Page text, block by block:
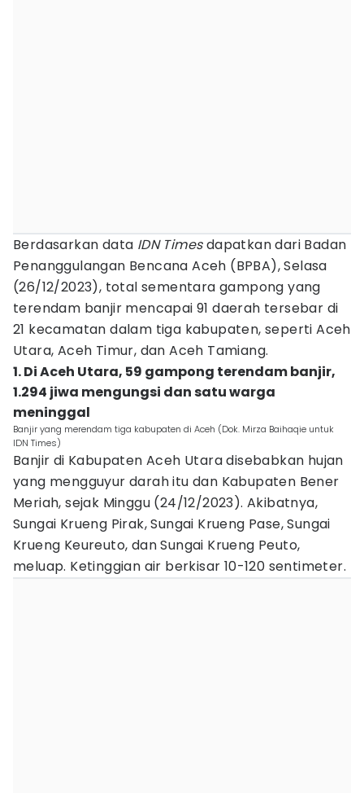
Berdasarkan data IDN Timesdapatkan dari Badan
Penanggulangan Bencana Aceh (BPBA), Selasa
(26/12/2023), total sementara gampong yang
terendam banjir mencapai 91 daerah tersebar di
21 kecamatan dalam tiga kabupaten, seperti Aceh
Utara, Aceh Timur, dan Aceh Tamiang.
1. Di Aceh Utara, 59 gampong terendam banjir,
1.294 jiwa mengungsi dan satu warga
meninggal
Banjir yang merendam tiga kabupaten di Aceh (Dok. Mirza Baihaqie untuk
IDN Times)
Banjir di Kabupaten Aceh Utara disebabkan hujan
yang mengguyur darah itu dan Kabupaten Bener
Meriah, sejak Minggu (24/12/2023). Akibatnya,
Sungai Krueng Pirak, Sungai Krueng Pase, Sungai
Krueng Keureuto, dan Sungai Krueng Peuto,
meluap. Ketinggian air berkisar 10-120 sentimeter.